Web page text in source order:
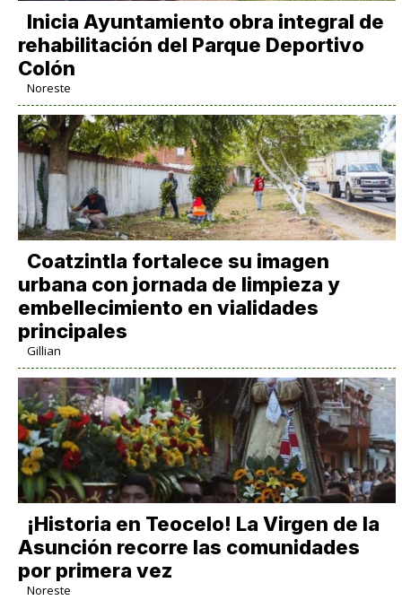
Inicia Ayuntamiento obra integral de
rehabilitación del Parque Deportivo
Colón
Noreste
Coatzintla fortalece su imagen
urbana con jornada de limpieza y
embellecimiento en vialidades
principales
Gillian
​¡Historia en Teocelo! La Virgen de la
Asunción recorre las comunidades
por primera vez
Noreste